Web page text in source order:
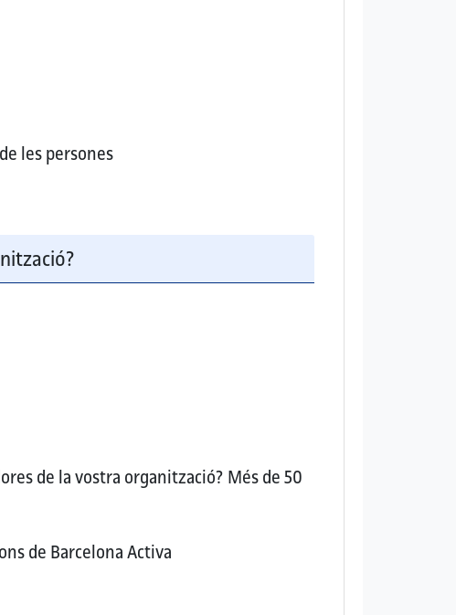
les persones
de la vostra organització?Més de 50
de Barcelona Activa